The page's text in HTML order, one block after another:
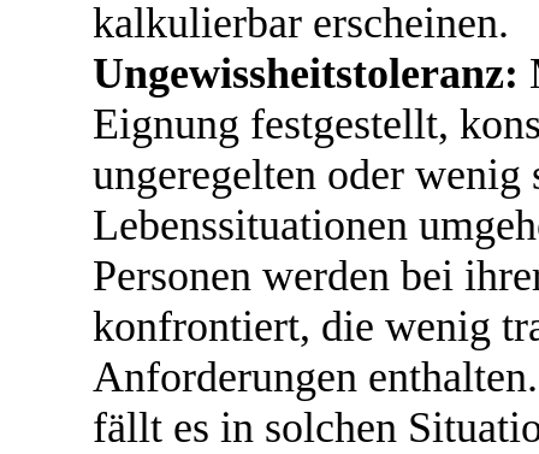
kalkulierbar erscheinen.
Ungewissheitstoleranz:
Eignung festgestellt,
ungeregelten oder
Lebenssituationen
Personen werden bei
konfrontiert, die wenig
Anforderungen
fällt es in solchen